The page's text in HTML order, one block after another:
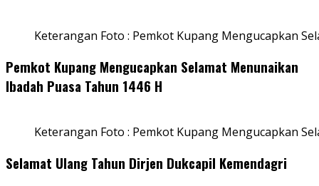
Keterangan Foto : Pemkot Kupang Mengucapkan
Pemkot Kupang Mengucapkan Selamat Menunaikan
Ibadah Puasa Tahun 1446 H
Keterangan Foto : Pemkot Kupang Mengucapkan
Selamat Ulang Tahun Dirjen Dukcapil Kemendagri